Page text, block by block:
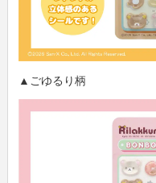
▲ごゆるり柄